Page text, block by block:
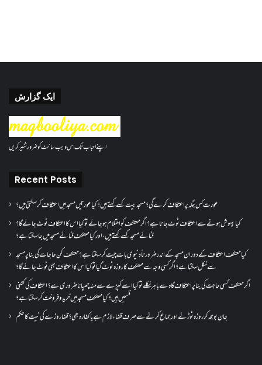
ایک گزارش
اپنے احباب تک اس ویب سائٹ کو ضرور شئیر کریں
Recent Posts
عورت کس جگہ پر اعتکاف کرے گی؟مسجد بیت کسے کہتے ہیں؟کیا عورتیں مسجد میں اعتکاف کر سکتی ہیں؟
کیا بیہوش ہونے سے اعتکاف ٹوٹ جاتا ہے؟ اگر معتکف کو احتلام ہو جائے تو کیا اس کا اعتکاف ٹوٹ جائے گا؟
فنائے مسجد کسے کہتے ہیں ، اور کیا معتکف فنائے مسجد میں جا سکتا ہے؟
کیا معتکف اعتکاف کے دوران مسجد کے اندر ضرورتاً دنیوی بات چیت کر سکتا ہے؟معتکف کن حاجات کی بنا پر مسجد
سے نکل سکتا ہے؟ اگر کسی وجہ سے معتکف کا روزہ ٹوٹ گیا تو کیا اس کا اعتکاف بھی ٹوٹ جائے گا؟
اگر معتکف کسی حاجت کی بنا پر اعتکاف گاہ سے باہر نکلے تو کیا اسے کپڑے سے منہ چھپانا ضروری ہے؟اعتکاف کی کتنی
قسمیں ہیں؟کیا معتکف مسجد میں خرید و فروخت کر سکتا ہے؟
جان بوجھ کر روزہ ٹوڑنے اور جماع کرنے سے صرف قضاء لازم ہے یا کفارہ بھی؟ قضا روزے کی نیت کا حکم